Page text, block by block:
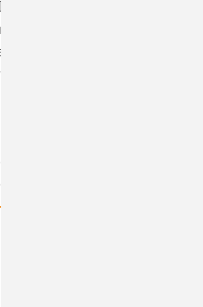
und im Januar 2020 hat
in den Räumen des Hauses
Buchenholz, den die Familie
Zusammen mit dem Strom aus
750 Euro für die gesamte
Newsletter
Bleiben Sie
können Sie ihn